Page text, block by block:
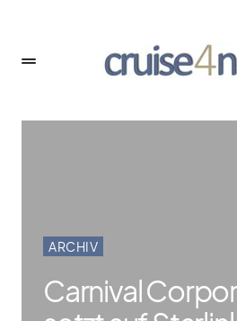
ARCHIV
Carnival